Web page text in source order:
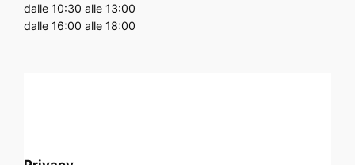
dalle 10:30 alle 13:00
dalle 16:00 alle 18:00